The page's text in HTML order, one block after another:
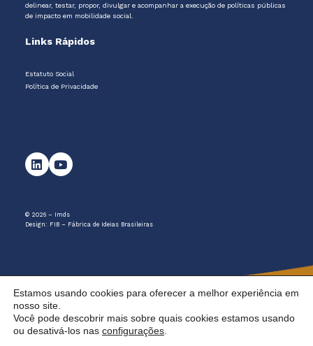
delinear, testar, propor, divulgar e acompanhar a execução de políticas públicas
de impacto em mobilidade social.
Links Rápidos
Estatuto Social
Política de Privacidade
© 2026 – Imds
Design: FIB – Fábrica de Ideias Brasileiras
Estamos usando cookies para oferecer a melhor experiência em
nosso site.
Você pode descobrir mais sobre quais cookies estamos usando
ou desativá-los nas configurações